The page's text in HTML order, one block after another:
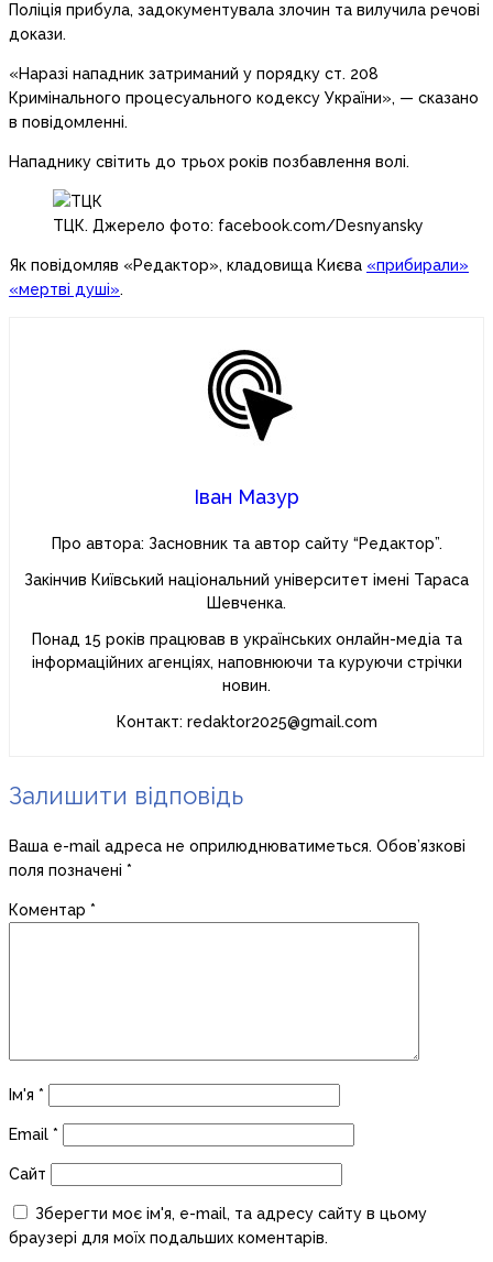
Поліція прибула, задокументувала злочин та вилучила речові
докази.
«Наразі нападник затриманий у порядку ст. 208
Кримінального процесуального кодексу України», — сказано
в повідомленні.
Нападнику світить до трьох років позбавлення волі.
ТЦК. Джерело фото: facebook.com/Desnyansky
Як повідомляв «Редактор», кладовища Києва «прибирали»
«мертві душі».
Іван Мазур
Про автора: Засновник та автор сайту “Редактор”.
Закінчив Київський національний університет імені Тараса
Шевченка.
Понад 15 років працював в українських онлайн-медіа та
інформаційних агенціях, наповнюючи та куруючи стрічки
новин.
Контакт: redaktor2025@gmail.com
Залишити відповідь
Ваша e-mail адреса не оприлюднюватиметься. Обов’язкові
поля позначені *
Коментар *
Ім'я *
Email *
Сайт
Зберегти моє ім'я, e-mail, та адресу сайту в цьому
браузері для моїх подальших коментарів.